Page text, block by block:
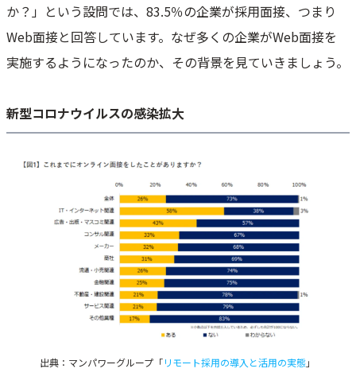
か？」という設問では、83.5％の企業が採用面接、つまり
Web面接と回答しています。なぜ多くの企業がWeb面接を
実施するようになったのか、その背景を見ていきましょう。
新型コロナウイルスの感染拡大
出典：マンパワーグループ「リモート採用の導入と活用の実態」